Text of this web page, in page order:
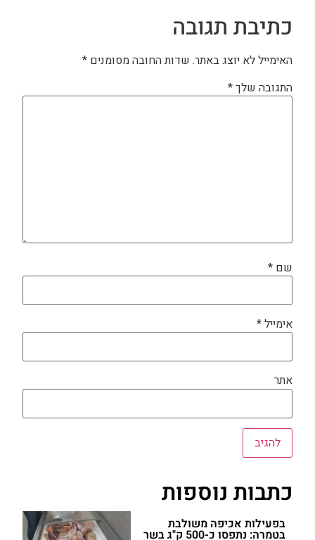
כתיבת תגובה
האימייל לא יוצג באתר. שדות החובה מסומנים *
התגובה שלך*
שם *
אימייל*
אתר
כתבות נוספות
בפעילות אכיפה משולבת
בטמרה: נתפסו כ-500 ק"ג בשר